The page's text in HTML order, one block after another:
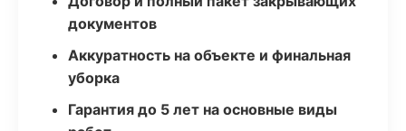
документов
Аккуратность на объекте и финальная
уборка
Гарантия до 5 лет на основные виды